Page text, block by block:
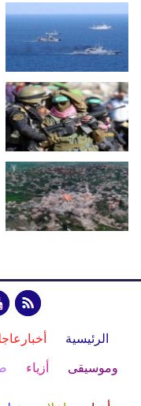
الرئيسية
وموسيقى أزياء